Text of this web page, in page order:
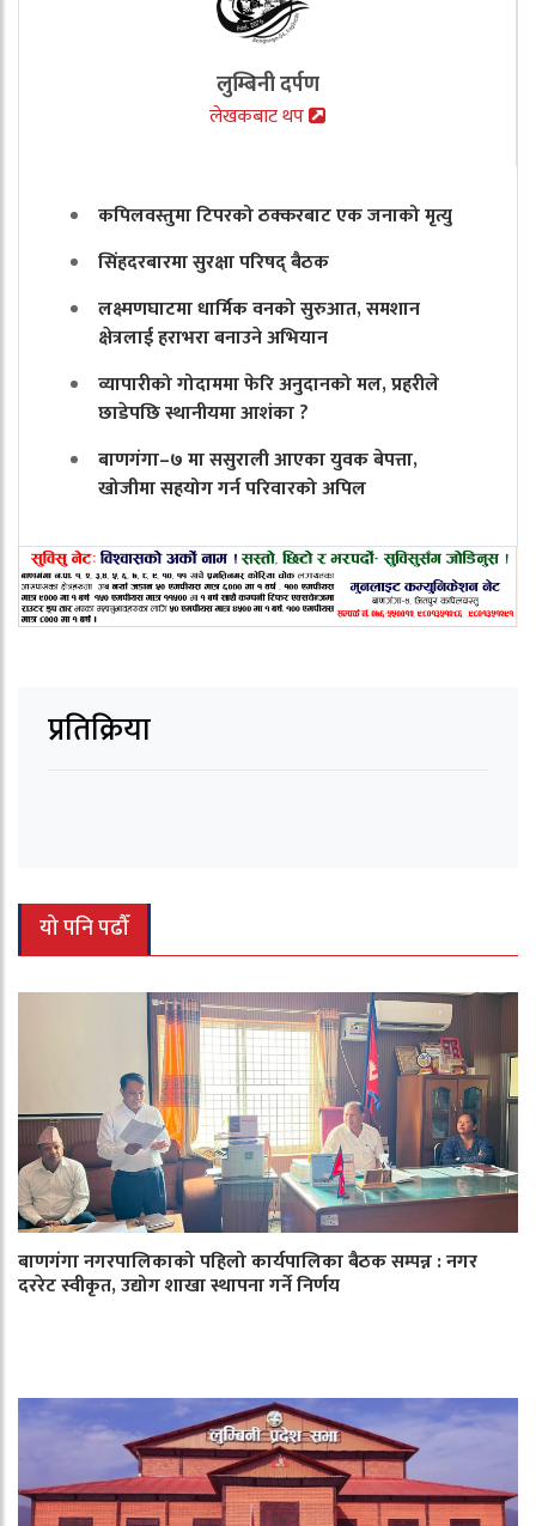
लुम्बिनी दर्पण
लेखकबाट थप
कपिलवस्तुमा टिपरको ठक्करबाट एक जनाको मृत्यु
सिंहदरबारमा सुरक्षा परिषद् बैठक
लक्ष्मणघाटमा धार्मिक वनको सुरुआत, समशान
क्षेत्रलाई हराभरा बनाउने अभियान
व्यापारीको गोदाममा फेरि अनुदानको मल, प्रहरीले
छाडेपछि स्थानीयमा आशंका ?
बाणगंगा–७ मा ससुराली आएका युवक बेपत्ता,
खोजीमा सहयोग गर्न परिवारको अपिल
प्रतिक्रिया
यो पनि पढौँ
बाणगंगा नगरपालिकाको पहिलो कार्यपालिका बैठक सम्पन्न : नगर
दररेट स्वीकृत, उद्योग शाखा स्थापना गर्ने निर्णय